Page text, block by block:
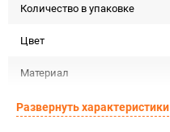
Количество в упаковке
Цвет
Материал
Срок годности
Развернуть характеристики